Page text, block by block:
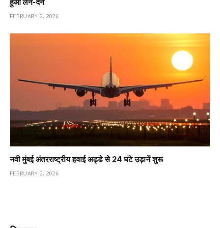
हुआ लेन-देन
FEBRUARY 2, 2026
नवी मुंबई अंतरराष्ट्रीय हवाई अड्डे से 24 घंटे उड़ानें शुरू
FEBRUARY 2, 2026